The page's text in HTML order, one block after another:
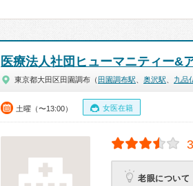
医療法人社団ヒューマニティー&
東京都大田区田園調布（ 田園調布駅 奥沢駅 九品
土曜（〜13:00） 女医在籍
老眼について